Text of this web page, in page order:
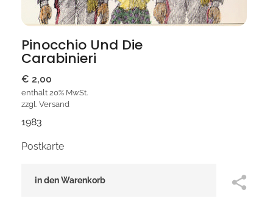
Pinocchio Und Die
Carabinieri
€ 2,00
enthält 20% MwSt.
zzgl. Versand
1983
Postkarte
in den Warenkorb